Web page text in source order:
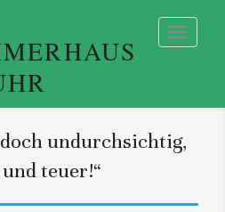
doch undurchsichtig,
teuer!“